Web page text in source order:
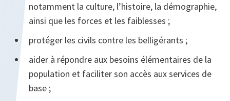
notamment la culture, l’histoire, la démographie,
ainsi que les forces et les faiblesses ;
protéger les civils contre les belligérants ;
aider à répondre aux besoins élémentaires de la
population et faciliter son accès aux services de
base ;